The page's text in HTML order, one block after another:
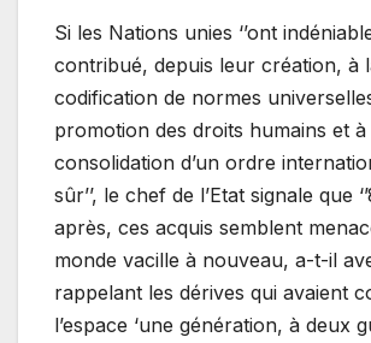
Si les Nations unies ‘’ont
contribué, depuis leur création, à
codification de normes
promotion des droits humains et à
consolidation d’un ordre
sûr’’, le chef de l’Etat signale que
après, ces acquis semblent
monde vacille à nouveau, a-t-il
rappelant les dérives qui avaient
l’espace ‘une génération, à deux